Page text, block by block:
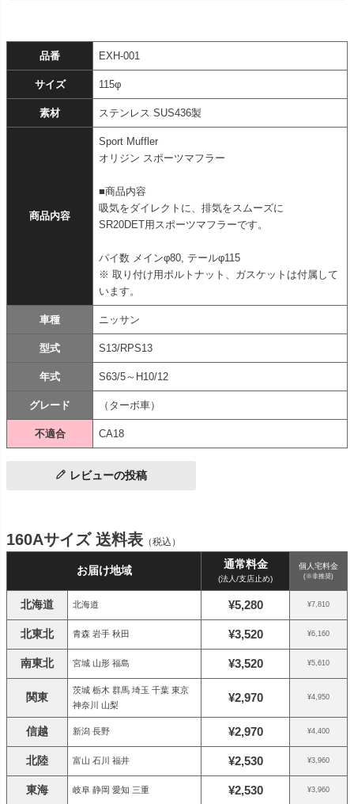
品番 EXH-001
サイズ 115φ
素材 ステンレス SUS436製
商品内容
Sport Muffler
オリジン スポーツマフラー
■商品内容
吸気をダイレクトに、排気をスムーズに
SR20DET用スポーツマフラーです。
パイ数 メインφ80, テールφ115
※ 取り付け用ボルトナット、ガスケットは付属して
います。
車種 ニッサン
型式 S13/RPS13
年式 S63/5～H10/12
グレード （ターボ車）
不適合 CA18
レビューの投稿
160Aサイズ 送料表 （税込）
お届け地域 通常料金
(法人/支店止め)
個人宅料金
(※非推奨)
北海道 北海道 ¥5,280 ¥7,810
北東北 青森 岩手 秋田 ¥3,520 ¥6,160
南東北 宮城 山形 福島 ¥3,520 ¥5,610
関東
茨城 栃木 群馬 埼玉 千葉 東京
神奈川 山梨
¥2,970 ¥4,950
信越 新潟 長野 ¥2,970 ¥4,400
北陸 富山 石川 福井 ¥2,530 ¥3,960
東海 岐阜 静岡 愛知 三重 ¥2,530 ¥3,960